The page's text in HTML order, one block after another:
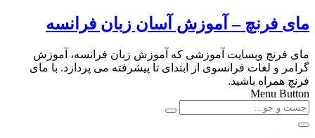
مای فرنچ – آموزش آسان زبان فرانسه
مای فرنچ وبسایت آموزشی که آموزش زبان فرانسه، آموزش
گرامر و لغات فرانسوی از ابتدای تا پیشرفته می پردازد. با مای
فرنچ همراه باشید.
Menu Button